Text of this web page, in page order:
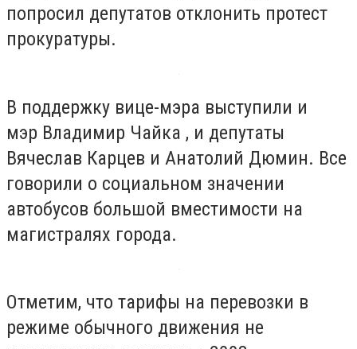
попросил депутатов отклонить протест
прокуратуры.
В поддержку вице-мэра выступили и
мэр Владимир Чайка , и депутаты
Вячеслав Карцев и Анатолий Дюмин. Все
говорили о социальном значении
автобусов большой вместимости на
магистралях города.
Отметим, что тарифы на перевозки в
режиме обычного движения не